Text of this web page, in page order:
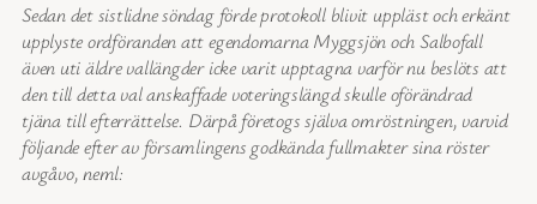
Sedan det sistlidne söndag förde protokoll blivit uppläst och erkänt
upplyste ordföranden att egendomarna Myggsjön och Salbofall
även uti äldre vallängder icke varit upptagna varför nu beslöts att
den till detta val anskaffade voteringslängd skulle oförändrad
tjäna till efterrättelse. Därpå företogs själva omröstningen, varvid
följande efter av församlingens godkända fullmakter sina röster
avgåvo, neml: